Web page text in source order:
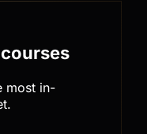
most in-